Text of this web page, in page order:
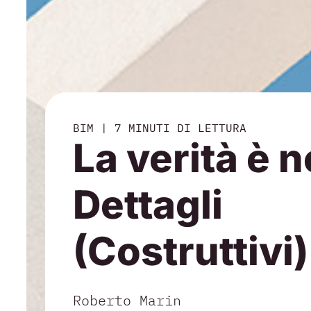
BIM | 7 MINUTI DI LETTURA
La verità è
Dettagli
(Costruttivi)
Roberto Marin